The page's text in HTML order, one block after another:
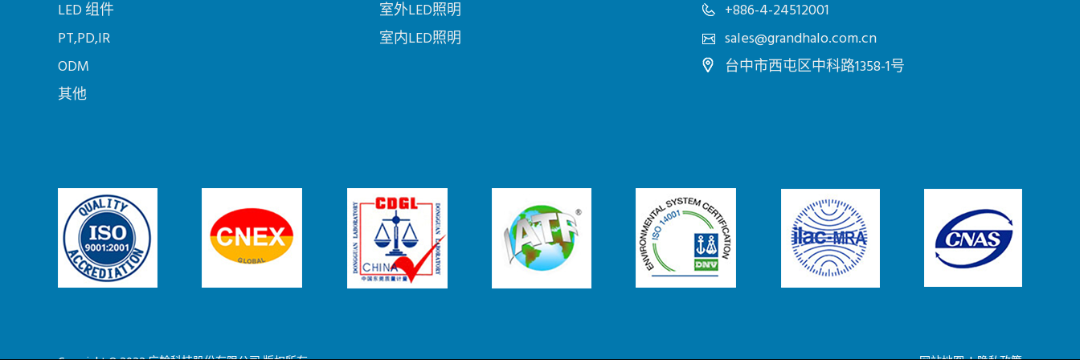
LED 组件
PT,PD,IR
ODM
其他
室外LED照明
室内LED照明
+886-4-24512001
sales@grandhalo.com.cn
台中市西屯区中科路1358-1号